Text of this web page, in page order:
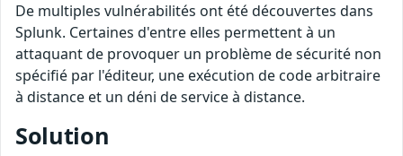
De multiples vulnérabilités ont été découvertes dans
Splunk. Certaines d'entre elles permettent à un
attaquant de provoquer un problème de sécurité non
spécifié par l'éditeur, une exécution de code arbitraire
à distance et un déni de service à distance.
Solution